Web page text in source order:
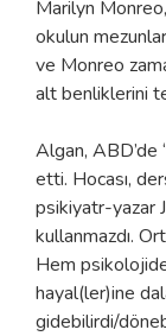
Marilyn
okulun
ve Monreo
alt benliklerini
Algan, ABD’de
etti. Hocası,
psikiyatr-yazar
kullanmazdı.
Hem
hayal(ler)ine
gidebilirdi/